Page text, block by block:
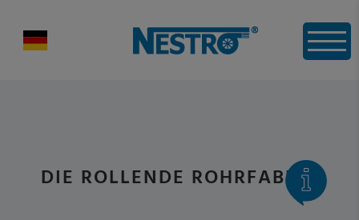
DIE ROLLENDE ROHRFABRIK